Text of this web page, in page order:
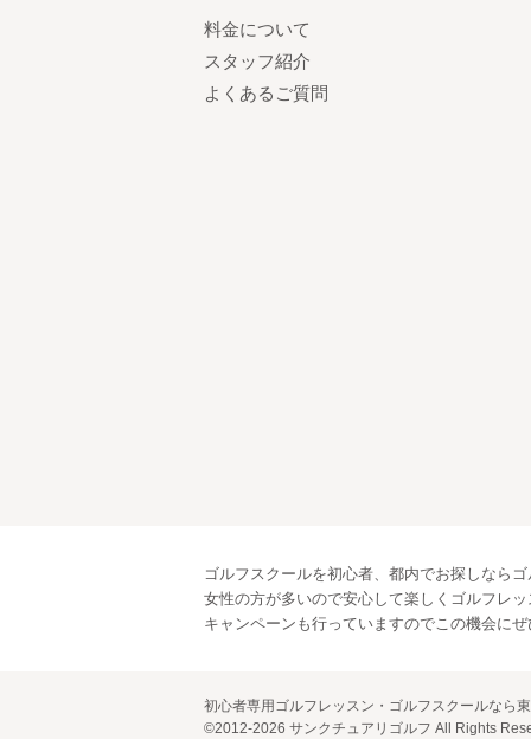
料金について
スタッフ紹介
よくあるご質問
ゴルフスクールを初心者、都内でお探しなら
女性の方が多いので安心して楽しくゴルフレ
キャンペーンも行っていますのでこの機会に
初心者専用ゴルフレッスン・ゴルフスクールなら
©2012-2026 サンクチュアリゴルフ All Rights